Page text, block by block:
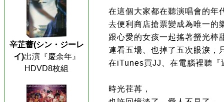
辛芷蕾(シン・ジーレ
イ)出演『慶余年』
HDVD8枚組
在這個大家都在聽演唱會的年
去便利商店搶票變成為唯一的
跟心愛的女孩一起搖著螢光棒
連看五場、也掉了五次眼淚，
在iTunes買JJ、在電腦裡聽
時光荏苒，